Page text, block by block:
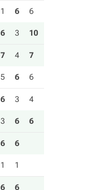
1 6 6
6 3 10
7 4 7
5 6 6
6 3 4
3 6 6
6 6
1 1
6 6